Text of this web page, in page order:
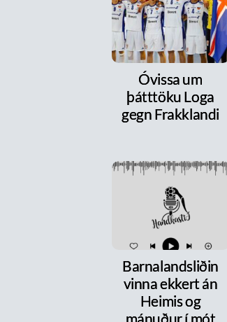
Óvissa um
þátttöku Loga
gegn Frakklandi
Barnalandsliðin
vinna ekkert án
Heimis og
mánuður í mót